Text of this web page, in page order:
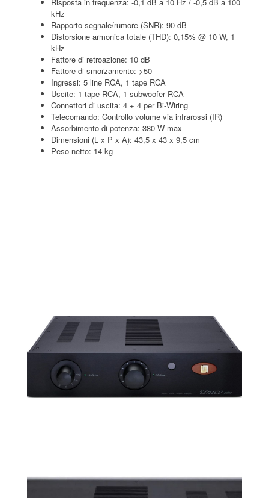
kHz
Rapporto segnale/rumore (SNR): 90 dB
Distorsione armonica totale (THD): 0,15% @ 10 W, 1
kHz
Fattore di retroazione: 10 dB
Fattore di smorzamento: >50
Ingressi: 5 line RCA, 1 tape RCA
Uscite: 1 tape RCA, 1 subwoofer RCA
Connettori di uscita: 4 + 4 per Bi-Wiring
Telecomando: Controllo volume via infrarossi (IR)
Assorbimento di potenza: 380 W max
Dimensioni (L x P x A): 43,5 x 43 x 9,5 cm
Peso netto: 14 kg